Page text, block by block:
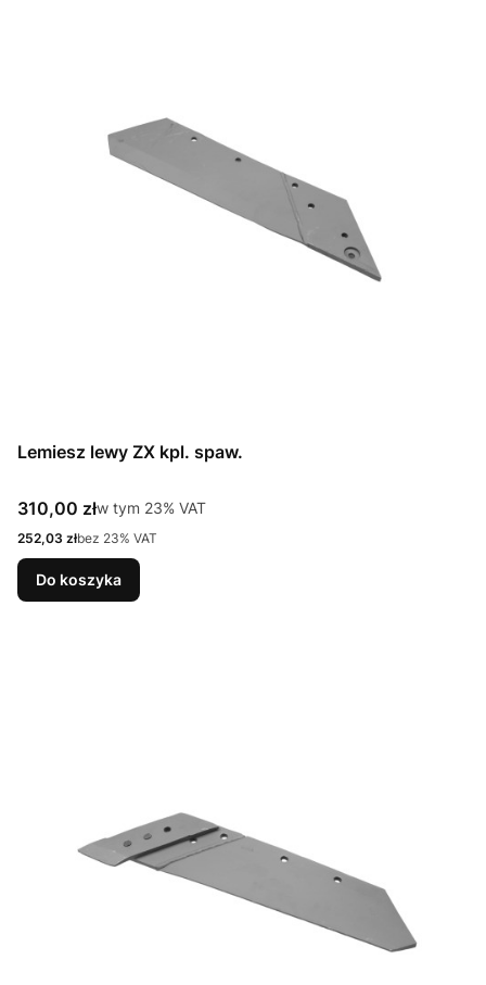
Lemiesz lewy ZX kpl. spaw.
Cena brutto
310,00 złw tym %s VAT
w tym 23% VAT
Cena netto
252,03 złbez 23% VAT
Do koszyka